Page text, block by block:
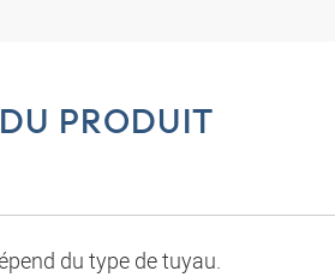
PRODUIT
du type de tuyau.